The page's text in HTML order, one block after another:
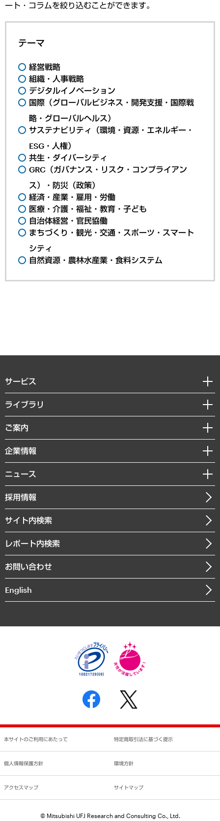
ート・コラムを絞り込むことができます。
テーマ
経営戦略
組織・人事戦略
デジタルイノベーション
国際（グローバルビジネス・開発支援・国際戦
略・グローバルヘルス）
サステナビリティ（環境・資源・エネルギー・
ESG・人権）
共生・ダイバーシティ
GRC（ガバナンス・リスク・コンプライアン
ス）・防災（政策）
経済・産業・雇用・労働
医療・介護・福祉・教育・子ども
自治体経営・官民協働
まちづくり・観光・交通・スポーツ・スマート
シティ
自然資源・農林水産業・食料システム
サービス
経営戦略
組織・人事戦略
デジタルイノベーション
共生・ダイバーシティ
GRC（ガバナンス・リスク・コンプライアンス）・防災（政策）
経済・産業・雇用・労働
まちづくり・観光・交通・スポーツ・スマートシティ
自然資源・農林水産業・食料システム
ライブラリ
経済調査
レポート
コラム
経営用語集
受託・受注実績（官公庁関連）
メディア掲載・出演
ご案内
セミナー・イベント情報
MUFGビジネスセミナー
受託案件情報
企業情報
私たちの想い
社長メッセージ
会社概要
沿革
組織図・本部部室紹介
インドネシア現地法人
個人情報保護方針
反社会的勢力に対する基本方針
書面による個人情報の開示等の請求の手続きについて
ニュース
ニュースリリース
お知らせ
採用情報
サイト内検索
レポート内検索
お問い合わせ
English
本サイトのご利用にあたって 特定商取引法に基づく提示
個人情報保護方針 環境方針
アクセスマップ サイトマップ
© Mitsubishi UFJ Research and Consulting Co., Ltd.